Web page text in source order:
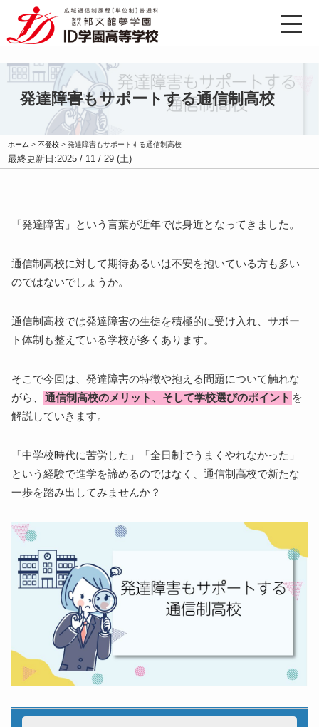
発達障害もサポートする通信制高校
ホーム >不登校 >発達障害もサポートする通信制高校
最終更新日:2025 / 11 / 29 (土)
「発達障害」という言葉が近年では身近となってきました。
通信制高校に対して期待あるいは不安を抱いている方も多い
のではないでしょうか。
通信制高校では発達障害の生徒を積極的に受け入れ、サポー
ト体制も整えている学校が多くあります。
そこで今回は、発達障害の特徴や抱える問題について触れな
がら、
通信制高校のメリット、そして学校選びのポイント を
解説していきます。
「中学校時代に苦労した」「全日制でうまくやれなかった」
という経験で進学を諦めるのではなく、通信制高校で新たな
一歩を踏み出してみませんか？